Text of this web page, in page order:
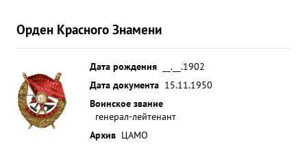
Орден Красного Знамени
Дата рождения
__.__.1902
Дата документа 15.11.1950
Воинское звание
генерал-лейтенант
Архив ЦАМО